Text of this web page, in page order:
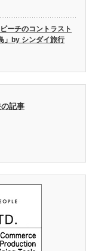
ーチのコントラスト
」by シンダイ旅行
記事